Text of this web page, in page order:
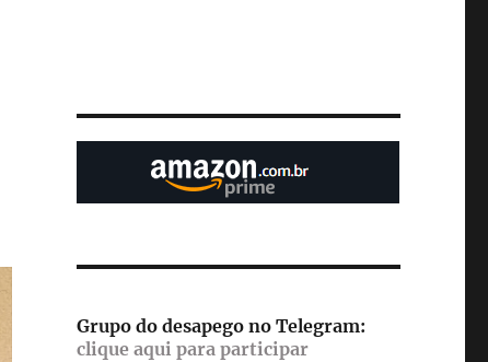
Grupo do desapego no Telegram:
clique aqui para participar